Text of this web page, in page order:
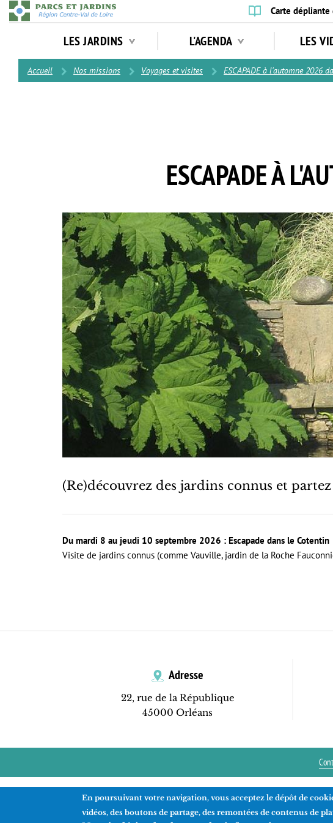
Aller
au
Carte
principale
LES JARDINS L'AGENDA LES
Contenu
Accueil Nos missions Voyages et visites ESCAPADE à l'automne 2026
ESCAPADE À
(Re)découvrez des jardins connus et
Du mardi 8 au jeudi 10 septembre 2026 : Escapade dans le Cotentin
Visite de jardins connus (comme Vauville, jardin de la Roche
Adresse
22, rue de la République
45000 Orléans
En poursuivant votre navigation, vous acceptez le dépôt de
vidéos, des boutons de partage, des remontées de contenus de